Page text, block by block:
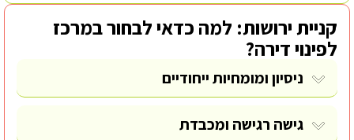
קניית ירושות: למה כדאי לבחור במרכז
לפינוי דירה?
ניסיון ומומחיות ייחודיים
גישה רגישה ומכבדת